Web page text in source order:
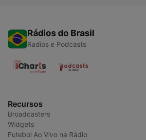
Rádios do Brasil
Radios e Podcasts
Recursos
Broadcasters
Widgets
Futebol Ao Vivo na Rádio